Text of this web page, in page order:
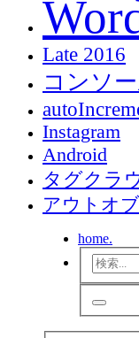
Late 2016
コンソ
Instagram
Android
タグクラ
アウトオ
home.